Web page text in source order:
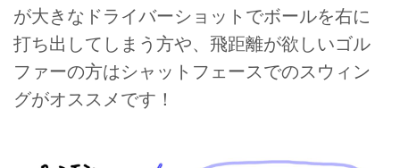
が大きなドライバーショットでボールを右に
打ち出してしまう方や、飛距離が欲しいゴル
ファーの方はシャットフェースでのスウィン
グがオススメです！